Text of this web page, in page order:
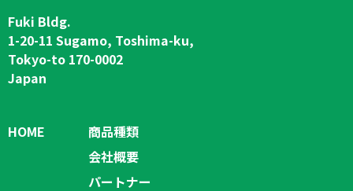
Fuki Bldg.
1-20-11 Sugamo, Toshima-ku,
Tokyo-to 170-0002
Japan
HOME
商品種類
会社概要
パートナー